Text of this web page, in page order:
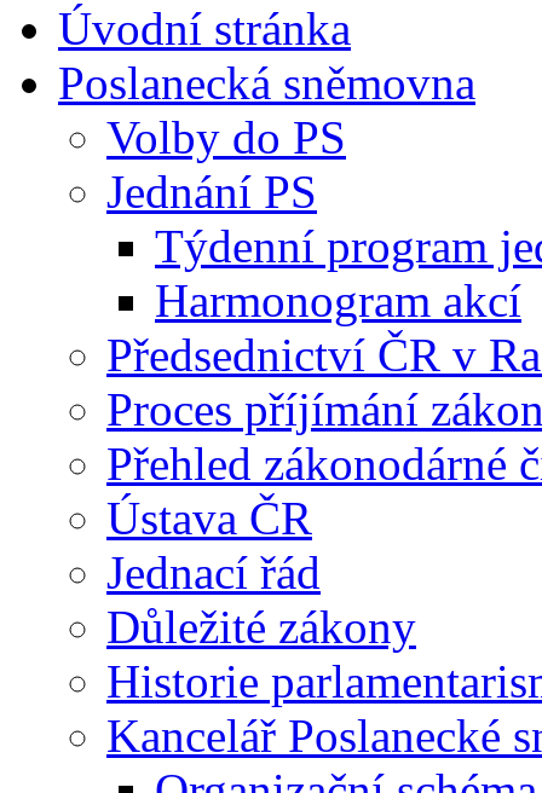
Úvodní stránka
Poslanecká sněmovna
Volby do PS
Jednání PS
Týdenní program
Harmonogram akcí
Předsednictví ČR v
Proces příjímání
Přehled zákonodárné
Ústava ČR
Jednací řád
Důležité zákony
Historie
Kancelář Poslanecké